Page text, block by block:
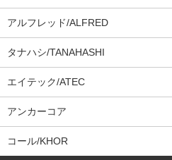
アルフレッド/ALFRED
タナハシ/TANAHASHI
エイテック/ATEC
アンカーコア
コール/KHOR